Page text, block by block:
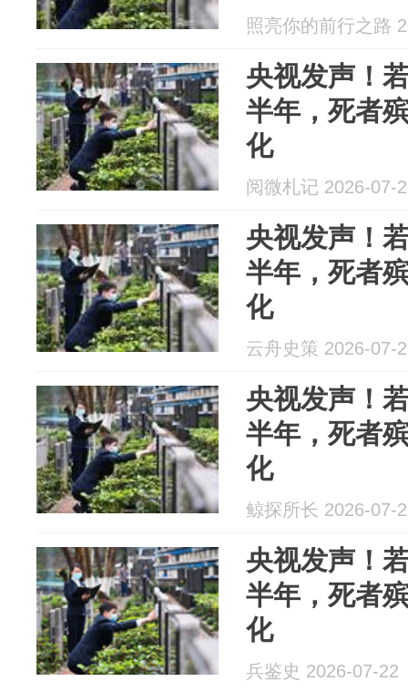
照亮你的前行之路
央视发声！
半年，死者
化
阅微札记 2026-07-
央视发声！
半年，死者
化
云舟史策 2026-07-
央视发声！
半年，死者
化
鲸探所长 2026-07-
央视发声！
半年，死者
化
兵鉴史 2026-07-22